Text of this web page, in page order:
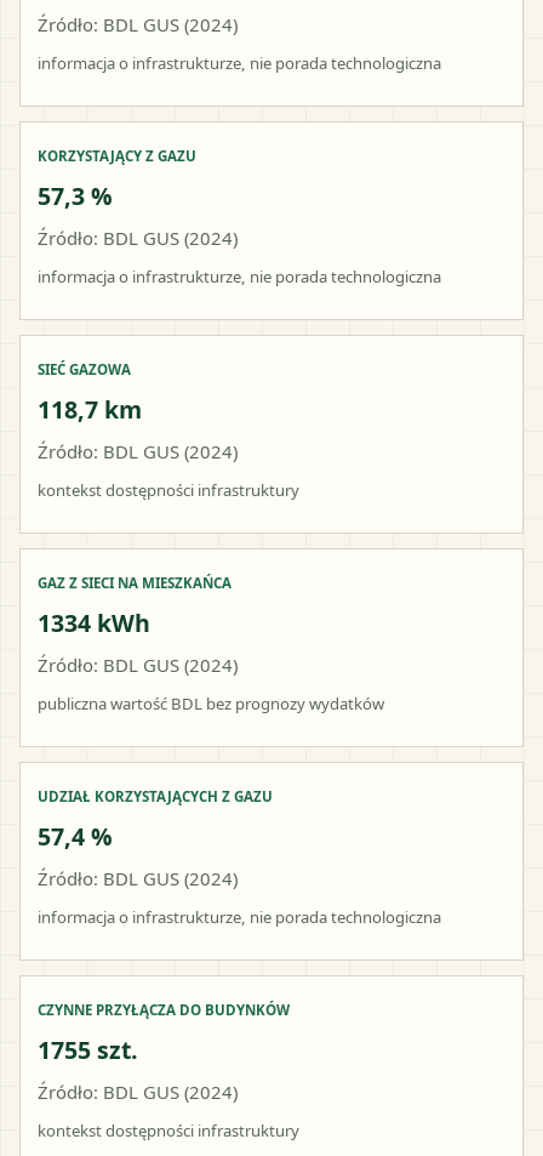
Źródło: BDL GUS (2024)
informacja o infrastrukturze, nie porada technologiczna
KORZYSTAJĄCY Z GAZU
57,3 %
Źródło: BDL GUS (2024)
informacja o infrastrukturze, nie porada technologiczna
SIEĆ GAZOWA
118,7 km
Źródło: BDL GUS (2024)
kontekst dostępności infrastruktury
GAZ Z SIECI NA MIESZKAŃCA
1334 kWh
Źródło: BDL GUS (2024)
publiczna wartość BDL bez prognozy wydatków
UDZIAŁ KORZYSTAJĄCYCH Z GAZU
57,4 %
Źródło: BDL GUS (2024)
informacja o infrastrukturze, nie porada technologiczna
CZYNNE PRZYŁĄCZA DO BUDYNKÓW
1755 szt.
Źródło: BDL GUS (2024)
kontekst dostępności infrastruktury